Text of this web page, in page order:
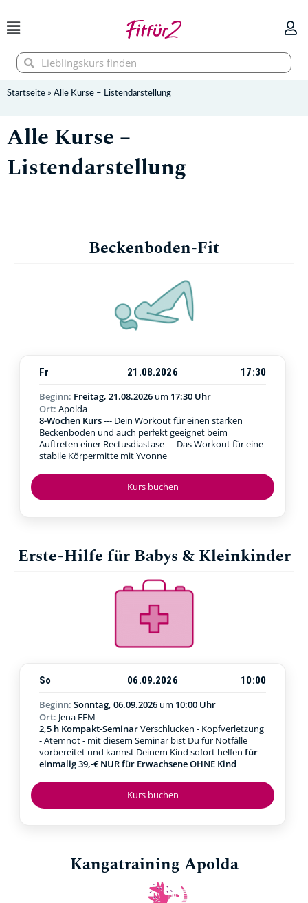
Inhalt
springen
SucheSuche
Startseite » Alle Kurse – Listendarstellung
Alle Kurse –
Listendarstellung
Beckenboden-Fit
Kurs buchen
Fr 21.08.2026
17:30
Beginn: Freitag, 21.08.2026 um 17:30 Uhr
Ort: Apolda
8-Wochen Kurs--- Dein Workout für einen starken
Beckenboden und auch perfekt geeignet beim
Auftreten einer Rectusdiastase --- Das Workout für eine
stabile Körpermitte mit Yvonne
Erste-Hilfe für Babys & Kleinkinder
Kurs buchen
So 06.09.2026
10:00
Beginn: Sonntag, 06.09.2026 um 10:00 Uhr
Ort: Jena FEM
2,5 h Kompakt-SeminarVerschlucken - Kopfverletzung
- Atemnot - mit diesem Seminar bist Du für Notfälle
vorbereitet und kannst Deinem Kind sofort helfen für
einmalig 39,-€ NUR für Erwachsene OHNE Kind
Kangatraining Apolda